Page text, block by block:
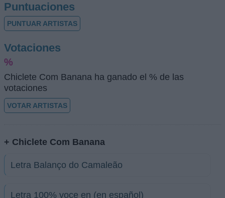
Puntuaciones
PUNTUAR ARTISTAS
Votaciones
%
Chiclete Com Banana ha ganado el % de las
votaciones
VOTAR ARTISTAS
+ Chiclete Com Banana
Letra Balanço do Camaleão
Letra 100% voce en (en español)